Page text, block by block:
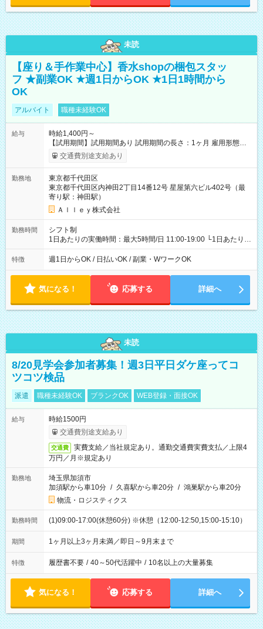
未読
【座り＆手作業中心】香水shopの梱包スタッ
フ ★副業OK ★週1日からOK ★1日1時間から
OK
アルバイト 職種未経験OK
給与
時給1,400円～
【試用期間】試用期間あり 試用期間の長さ：1ヶ月 雇用形態、
給与は本採用時と同じです。
交通費別途支給あり
勤務地
東京都千代田区
東京都千代田区内神田2丁目14番12号 星屋第六ビル402号（最
寄り駅：神田駅）
Ａｌｌｅｙ株式会社
勤務時間
シフト制
1日あたりの実働時間：最大5時間/日 11:00-19:00 └1日あたりの
実働時間：1-5時間 └上記の時間帯内であれば、いつでも勤務可
能！ └平日・土曜日の中で、お好きな曜日でご勤務いただけま
18:00 などのように、自由な働き方が可能なお仕事です！
特徴 週1日からOK / 日払いOK / 副業・WワークOK
気になる！ 応募する 詳細へ
未読
8/20見学会参加者募集！週3日平日ダケ座ってコ
ツコツ検品
派遣 職種未経験OK ブランクOK WEB登録・面接OK
給与
時給1500円
交通費別途支給あり
交通費
実費支給／当社規定あり。通勤交通費実費支払／上限4
万円／月※規定あり
勤務地
埼玉県加須市
加須駅から車10分 / 久喜駅から車20分 / 鴻巣駅から車20分
物流・ロジスティクス
勤務時間 (1)09:00-17:00(休憩60分) ※休憩（12:00-12:50,15:00-15:10）
期間 1ヶ月以上3ヶ月未満／即日～9月末まで
特徴 履歴書不要 / 40～50代活躍中 / 10名以上の大量募集
気になる！ 応募する 詳細へ